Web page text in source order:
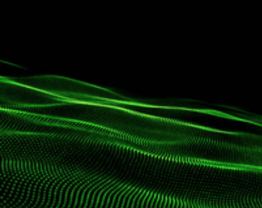
Lavora
Rivoluziona la gestione delle tue
▶